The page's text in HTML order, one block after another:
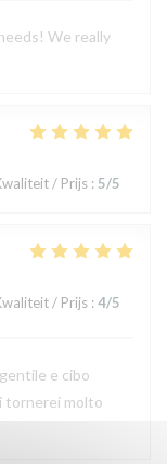
We really
/ Prijs : 5/5
/ Prijs : 4/5
e cibo
tornerei molto